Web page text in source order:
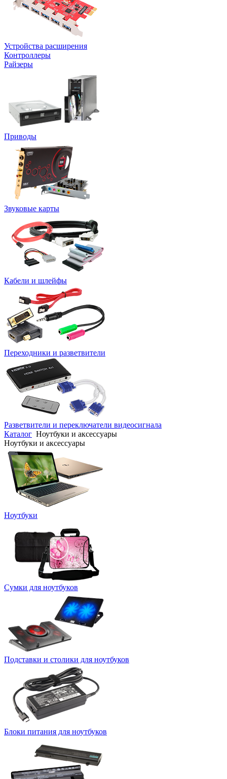
Устройства расширения
Контроллеры
Райзеры
Приводы
Звуковые карты
Кабели и шлейфы
Переходники и разветвители
Разветвители и переключатели видеосигнала
Каталог Ноутбуки и аксессуары
Ноутбуки и аксессуары
Ноутбуки
Сумки для ноутбуков
Подставки и столики для ноутбуков
Блоки питания для ноутбуков